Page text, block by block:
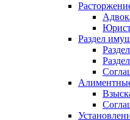
Раздел